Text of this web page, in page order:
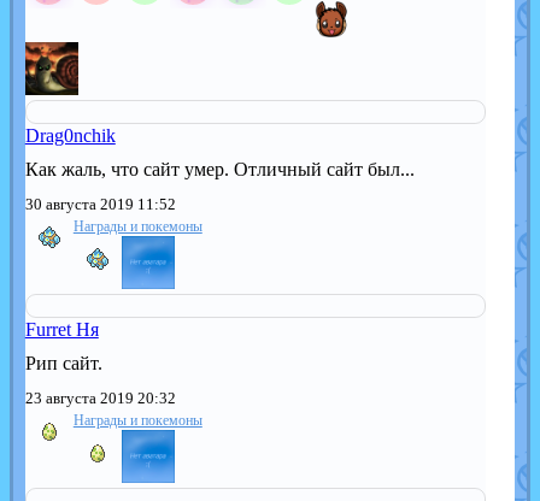
Drag0nchik
Как жаль, что сайт умер. Отличный сайт был...
30 августа 2019 11:52
Награды и покемоны
Furret Ня
Рип сайт.
23 августа 2019 20:32
Награды и покемоны